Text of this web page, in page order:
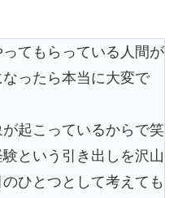
てもらっている人間が
ったら本当に大変で
起こっているからで笑
という引き出しを沢山
ひとつとして考えても